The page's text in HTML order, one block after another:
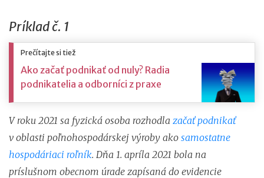
Príklad č. 1
Prečítajte si tiež
Ako začať podnikať od nuly? Radia
podnikatelia a odborníci z praxe
V roku 2021 sa fyzická osoba rozhodla začať podnikať
v oblasti poľnohospodárskej výroby ako samostatne
hospodáriaci roľník. Dňa 1. apríla 2021 bola na
príslušnom obecnom úrade zapísaná do evidencie